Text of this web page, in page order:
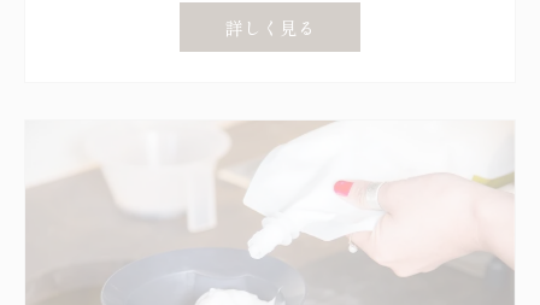
詳しく見る